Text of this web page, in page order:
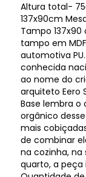
Altura total-
137x90cm
Tampo
tampo em
automotiva
conhecida
ao nome do
arquiteto Eero
Base lembra o
orgânico
mais
de combinar
na cozinha,
quarto, a peça